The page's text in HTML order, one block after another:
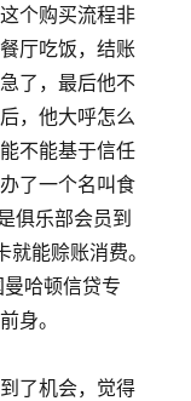
个购买流程非
厅吃饭，结账
了，最后他不
，他大呼怎么
不能基于信任
了一个名叫食
俱乐部会员到
能赊账消费。
曼哈顿信贷专
身。
了机会，觉得